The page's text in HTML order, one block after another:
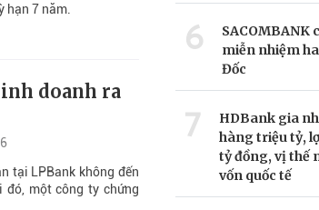
hạn 7 năm.
doanh ra
tại LPBank không đến
một công ty chứng
6
SACOMBANK
miễn nhiệm
Đốc
7
HDBank gia
hàng triệu tỷ,
tỷ đồng, vị thế
vốn quốc tế